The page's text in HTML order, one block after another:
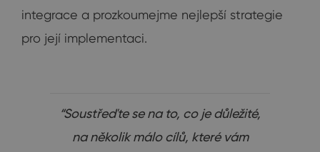
integrace a prozkoumejme nejlepší strategie
pro její implementaci.
“Soustřeďte se na to, co je důležité,
na několik málo cílů, které vám